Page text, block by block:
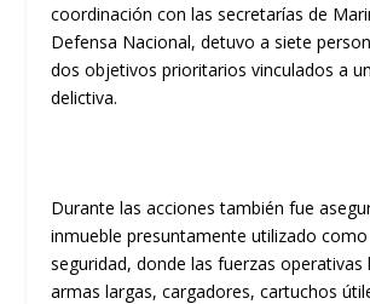
coordinación con las secretarías de
Defensa Nacional, detuvo a siete
dos objetivos prioritarios vinculados a
delictiva.
Durante las acciones también fue
inmueble presuntamente utilizado como
seguridad, donde las fuerzas operativas
armas largas, cargadores, cartuchos